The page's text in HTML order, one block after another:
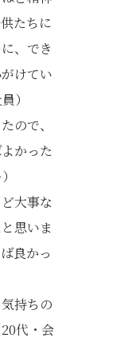
たちに
、でき
けてい
）
ので、
かった
大事な
思いま
良かっ
持ちの
代・会